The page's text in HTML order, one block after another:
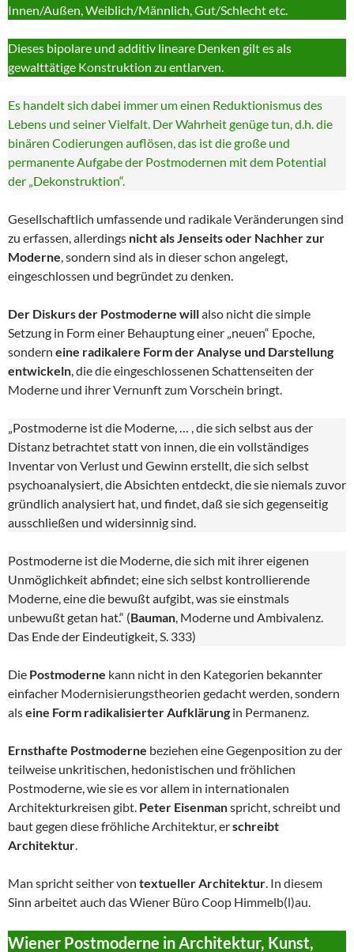
Innen/Außen, Weiblich/Männlich, Gut/Schlecht etc.
Dieses bipolare und additiv lineare Denken gilt es als
gewalttätige Konstruktion zu entlarven.
Es handelt sich dabei immer um einen Reduktionismus des
Lebens und seiner Vielfalt. Der Wahrheit genüge tun, d.h. die
binären Codierungen auflösen, das ist die große und
permanente Aufgabe der Postmodernen mit dem Potential
der „Dekonstruktion“.
Gesellschaftlich umfassende und radikale Veränderungen sind
zu erfassen, allerdings nicht als Jenseits oder Nachher zur
Moderne, sondern sind als in dieser schon angelegt,
eingeschlossen und begründet zu denken.
Der Diskurs der Postmoderne willalso nicht die simple
Setzung in Form einer Behauptung einer „neuen“ Epoche,
sondern eine radikalere Form der Analyse und Darstellung
entwickeln, die die eingeschlossenen Schattenseiten der
Moderne und ihrer Vernunft zum Vorschein bringt.
„Postmoderne ist die Moderne, … , die sich selbst aus der
Distanz betrachtet statt von innen, die ein vollständiges
Inventar von Verlust und Gewinn erstellt, die sich selbst
psychoanalysiert, die Absichten entdeckt, die sie niemals zuvor
gründlich analysiert hat, und findet, daß sie sich gegenseitig
ausschließen und widersinnig sind.
Postmoderne ist die Moderne, die sich mit ihrer eigenen
Unmöglichkeit abfindet; eine sich selbst kontrollierende
Moderne, eine die bewußt aufgibt, was sie einstmals
unbewußt getan hat.“ (Bauman, Moderne und Ambivalenz.
Das Ende der Eindeutigkeit, S. 333)
Die Postmoderne kann nicht in den Kategorien bekannter
einfacher Modernisierungstheorien gedacht werden, sondern
alseine Form radikalisierter Aufklärung in Permanenz.
Ernsthafte Postmoderne beziehen eine Gegenposition zu der
teilweise unkritischen, hedonistischen und fröhlichen
Postmoderne, wie sie es vor allem in internationalen
Architekturkreisen gibt. Peter Eisenmanspricht, schreibt und
baut gegen diese fröhliche Architektur, erschreibt
Architektur.
Man spricht seither von textueller Architektur. In diesem
Sinn arbeitet auch das Wiener Büro Coop Himmelb(l)au.
Wiener Postmoderne in Architektur, Kunst,